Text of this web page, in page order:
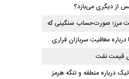
شبکه منطقه‌ای ایران
از دیگری می‌بازد؟
مرز؛ صورت‌حساب سنگینی که
معافیت سربازان فراری
قیمت نفت
درباره منطقه و تنگه هرمز